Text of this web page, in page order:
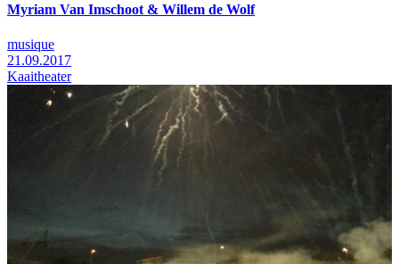
Myriam Van Imschoot & Willem de Wolf
musique
21.09.2017
Kaaitheater